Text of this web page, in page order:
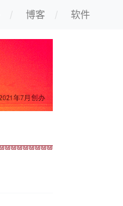
博客 软件